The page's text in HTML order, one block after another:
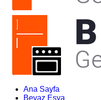
Ana Sayfa
Beyaz Eşya